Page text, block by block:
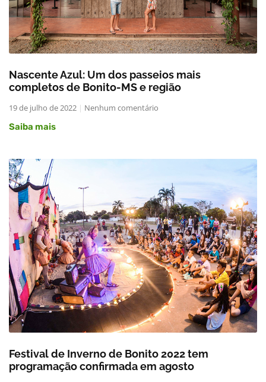
Nascente Azul: Um dos passeios mais
completos de Bonito-MS e região
19 de julho de 2022
Nenhum comentário
Saiba mais
Festival de Inverno de Bonito 2022 tem
programação confirmada em agosto